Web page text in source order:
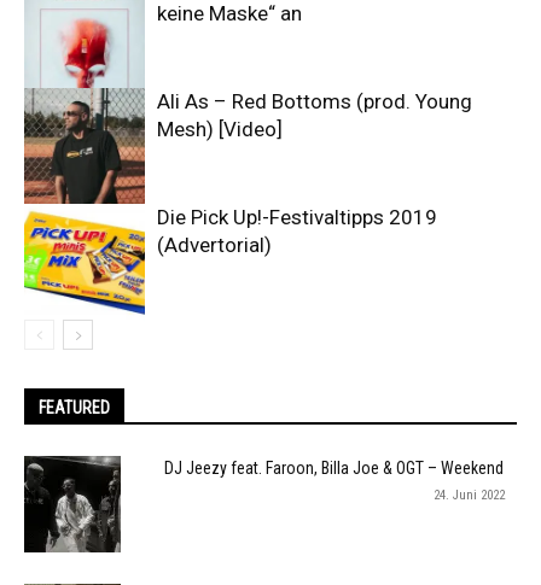
keine Maske“ an
Ali As – Red Bottoms (prod. Young
Mesh) [Video]
Die Pick Up!-Festivaltipps 2019
(Advertorial)
FEATURED
DJ Jeezy feat. Faroon, Billa Joe & OGT – Weekend
24. Juni 2022